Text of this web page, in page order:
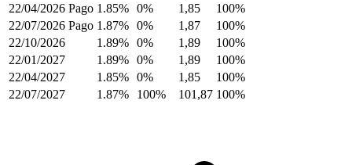
22/04/2026 Pago 1.85% 0% 1,85
100%
22/07/2026 Pago 1.87% 0% 1,87
100%
22/10/2026
1.89% 0% 1,89
100%
22/01/2027
1.89% 0% 1,89
100%
22/04/2027
1.85% 0% 1,85
100%
22/07/2027
1.87% 100% 101,87 100%